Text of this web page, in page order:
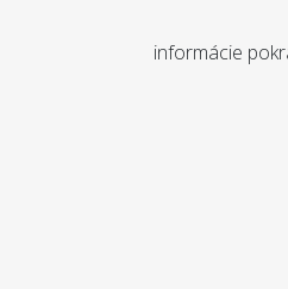
informácie